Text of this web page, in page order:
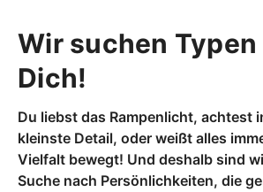
Wir suchen
Dich!
Du liebst das Rampenlicht, achtest
kleinste Detail, oder weißt alles
Vielfalt bewegt! Und deshalb sind
Suche nach Persönlichkeiten, die